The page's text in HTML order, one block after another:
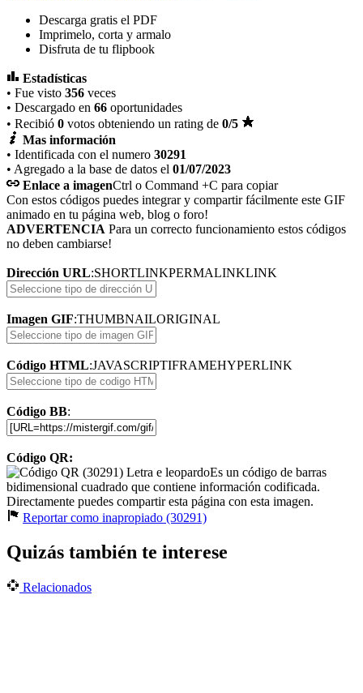
Descarga gratis el PDF
Imprimelo, corta y armalo
Disfruta de tu flipbook
Estadísticas
• Fue visto 356 veces
• Descargado en 66 oportunidades
• Recibió 0 votos obteniendo un rating de 0/5
Mas información
• Identificada con el numero 30291
• Agregado a la base de datos el 01/07/2023
Enlace a imagenCtrl o Command +C para copiar
Con estos códigos puedes integrar y compartir fácilmente este GIF
animado en tu página web, blog o foro!
ADVERTENCIA Para un correcto funcionamiento estos códigos
no deben cambiarse!
Dirección URL:SHORTLINKPERMALINKLINK
Imagen GIF:THUMBNAILORIGINAL
Código HTML:JAVASCRIPTIFRAMEHYPERLINK
Código BB:
Código QR:
Es un código de barras
bidimensional cuadrado que contiene información codificada.
Directamente puedes compartir esta página con esta imagen.
Reportar como inapropiado (30291)
Quizás también te interese
Relacionados